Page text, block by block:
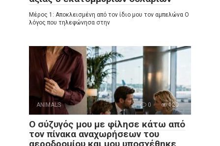
Μέρος 1: Αποκλεισμένη από τον ίδιο μου τον αμπελώνα Ο
λόγος που τηλεφώνησα στην
ANIMALS 0 120
Ο σύζυγός μου με φίλησε κάτω από
τον πίνακα αναχωρήσεων του
αεροδρομίου και μου υποσχέθηκε